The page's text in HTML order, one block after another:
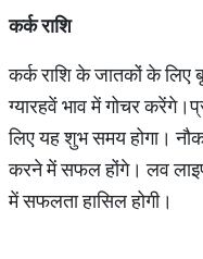
कर्क राशि
कर्क राशि के जातकों के लिए
ग्यारहवें भाव में गोचर
लिए यह शुभ समय होगा।
करने में सफल होंगे। लव लाइफ
में सफलता हासिल होगी।